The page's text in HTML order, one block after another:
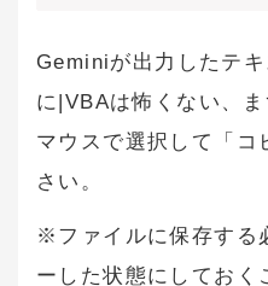
Geminiが出力したテ
に|VBAは怖くない、
マウスで選択して「コ
さい。
※ファイルに保存する
ーした状態にしておく